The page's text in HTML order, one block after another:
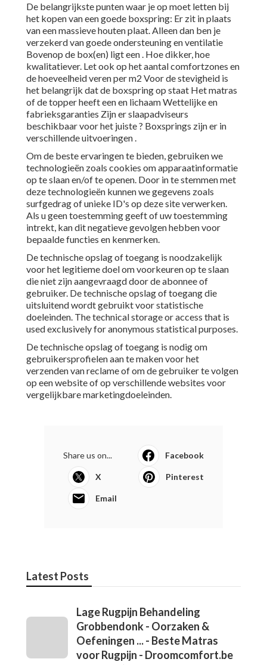
De belangrijkste punten waar je op moet letten bij
het kopen van een goede boxspring: Er zit in plaats
van een massieve houten plaat. Alleen dan ben je
verzekerd van goede ondersteuning en ventilatie
Bovenop de box(en) ligt een . Hoe dikker, hoe
kwalitatiever. Let ook op het aantal comfortzones en
de hoeveelheid veren per m2 Voor de stevigheid is
het belangrijk dat de boxspring op staat Het matras
of de topper heeft een en lichaam Wettelijke en
fabrieksgaranties Zijn er slaapadviseurs
beschikbaar voor het juiste ? Boxsprings zijn er in
verschillende uitvoeringen .
Om de beste ervaringen te bieden, gebruiken we
technologieën zoals cookies om apparaatinformatie
op te slaan en/of te openen. Door in te stemmen met
deze technologieën kunnen we gegevens zoals
surfgedrag of unieke ID's op deze site verwerken.
Als u geen toestemming geeft of uw toestemming
intrekt, kan dit negatieve gevolgen hebben voor
bepaalde functies en kenmerken.
De technische opslag of toegang is noodzakelijk
voor het legitieme doel om voorkeuren op te slaan
die niet zijn aangevraagd door de abonnee of
gebruiker. De technische opslag of toegang die
uitsluitend wordt gebruikt voor statistische
doeleinden. The technical storage or access that is
used exclusively for anonymous statistical purposes.
De technische opslag of toegang is nodig om
gebruikersprofielen aan te maken voor het
verzenden van reclame of om de gebruiker te volgen
op een website of op verschillende websites voor
vergelijkbare marketingdoeleinden.
Share us on... Facebook
X Pinterest
Email
Latest Posts
Lage Rugpijn Behandeling
Grobbendonk - Oorzaken &
Oefeningen ... - Beste Matras
voor Rugpijn - Droomcomfort.be